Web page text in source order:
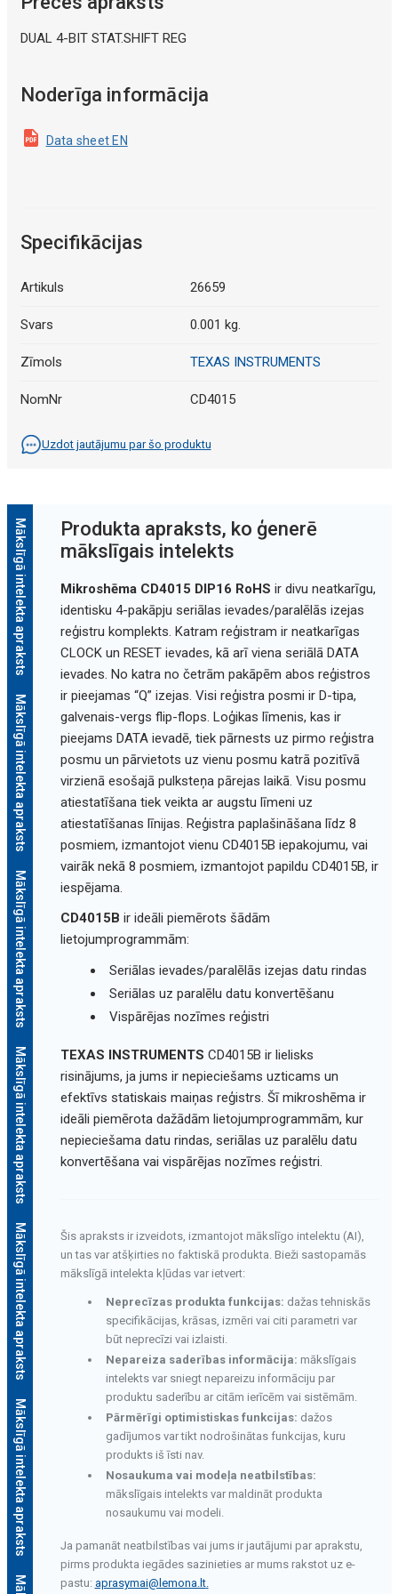
DUAL 4-BIT STAT.SHIFT REG
Noderīga informācija
Data sheet EN
Specifikācijas
Artikuls 26659
Svars 0.001 kg.
Zīmols TEXAS INSTRUMENTS
NomNr CD4015
Uzdot jautājumu par šo produktu
Mākslīgā intelekta apraksts
Mākslīgā intelekta apraksts
Mākslīgā intelekta apraksts
Mākslīgā intelekta apraksts
Mākslīgā intelekta apraksts
Mākslīgā intelekta apraksts
Produkta apraksts, ko ģenerē
mākslīgais intelekts
Mikroshēma CD4015 DIP16 RoHS ir divu neatkarīgu,
identisku 4-pakāpju seriālas ievades/paralēlās izejas
reģistru komplekts. Katram reģistram ir neatkarīgas
CLOCK un RESET ievades, kā arī viena seriālā DATA
ievades. No katra no četrām pakāpēm abos reģistros
ir pieejamas “Q” izejas. Visi reģistra posmi ir D-tipa,
galvenais-vergs flip-flops. Loģikas līmenis, kas ir
pieejams DATA ievadē, tiek pārnests uz pirmo reģistra
posmu un pārvietots uz vienu posmu katrā pozitīvā
virzienā esošajā pulksteņa pārejas laikā. Visu posmu
atiestatīšana tiek veikta ar augstu līmeni uz
atiestatīšanas līnijas. Reģistra paplašināšana līdz 8
posmiem, izmantojot vienu CD4015B iepakojumu, vai
vairāk nekā 8 posmiem, izmantojot papildu CD4015B, ir
iespējama.
CD4015B ir ideāli piemērots šādām
lietojumprogrammām:
Seriālas ievades/paralēlās izejas datu rindas
Seriālas uz paralēlu datu konvertēšanu
Vispārējas nozīmes reģistri
TEXAS INSTRUMENTS CD4015B ir lielisks
risinājums, ja jums ir nepieciešams uzticams un
efektīvs statiskais maiņas reģistrs. Šī mikroshēma ir
ideāli piemērota dažādām lietojumprogrammām, kur
nepieciešama datu rindas, seriālas uz paralēlu datu
konvertēšana vai vispārējas nozīmes reģistri.
Šis apraksts ir izveidots, izmantojot mākslīgo intelektu (AI),
un tas var atšķirties no faktiskā produkta. Bieži sastopamās
mākslīgā intelekta kļūdas var ietvert:
Neprecīzas produkta funkcijas: dažas tehniskās
specifikācijas, krāsas, izmēri vai citi parametri var
būt neprecīzi vai izlaisti.
Nepareiza saderības informācija: mākslīgais
intelekts var sniegt nepareizu informāciju par
produktu saderību ar citām ierīcēm vai sistēmām.
Pārmērīgi optimistiskas funkcijas: dažos
gadījumos var tikt nodrošinātas funkcijas, kuru
produkts iš īsti nav.
Nosaukuma vai modeļa neatbilstības:
mākslīgais intelekts var maldināt produkta
nosaukumu vai modeli.
Ja pamanāt neatbilstības vai jums ir jautājumi par aprakstu,
pirms produkta iegādes sazinieties ar mums rakstot uz e-
pastu: aprasymai@lemona.lt.